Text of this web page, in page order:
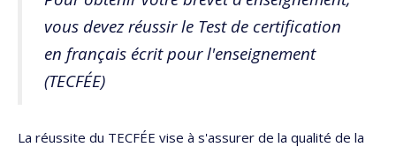
vous devez réussir le Test de certification
en français écrit pour l'enseignement
(TECFÉE)
La réussite du TECFÉE vise à s'assurer de la qualité de la